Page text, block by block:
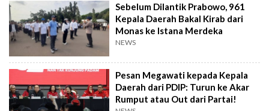
Sebelum Dilantik Prabowo, 961
Kepala Daerah Bakal Kirab dari
Monas ke Istana Merdeka
NEWS
Pesan Megawati kepada Kepala
Daerah dari PDIP: Turun ke Akar
Rumput atau Out dari Partai!